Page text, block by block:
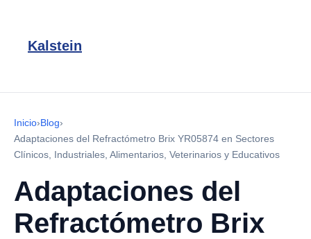
Kalstein
Inicio›Blog›
Adaptaciones del Refractómetro Brix YR05874 en Sectores
Clínicos, Industriales, Alimentarios, Veterinarios y Educativos
Adaptaciones del
Refractómetro Brix